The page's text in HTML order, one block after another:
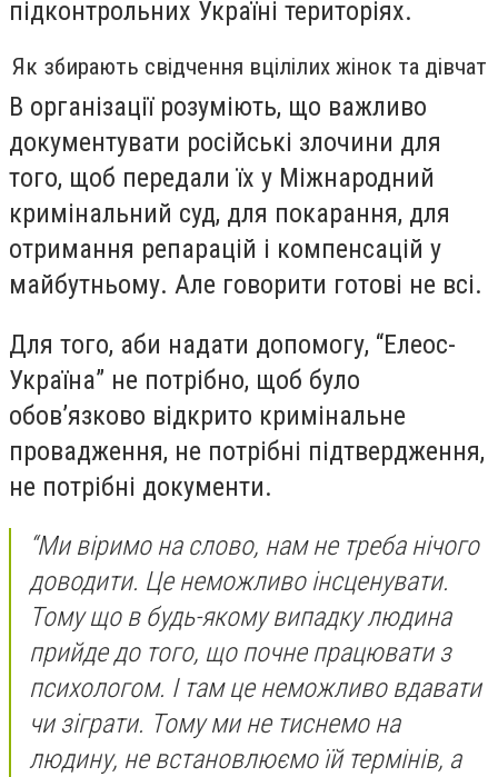
підконтрольних Україні територіях.
Як збирають свідчення вцілілих жінок та дівчат
В організації розуміють, що важливо
документувати російські злочини для
того, щоб передали їх у Міжнародний
кримінальний суд, для покарання, для
отримання репарацій і компенсацій у
майбутньому. Але говорити готові не всі.
Для того, аби надати допомогу, “Елеос-
Україна” не потрібно, щоб було
обовʼязково відкрито кримінальне
провадження, не потрібні підтвердження,
не потрібні документи.
“Ми віримо на слово, нам не треба нічого
доводити. Це неможливо інсценувати.
Тому що в будь-якому випадку людина
прийде до того, що почне працювати з
психологом. І там це неможливо вдавати
чи зіграти. Тому ми не тиснемо на
людину, не встановлюємо їй термінів, а